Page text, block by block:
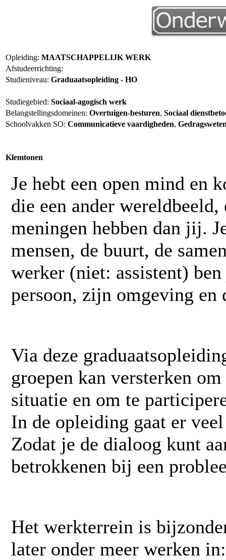
Opleiding: MAATSCHAPPELIJK WERK
Afstudeerrichting:
Studieniveau: Graduaatsopleiding - HO
Studiegebied: Sociaal-agogisch werk
Belangstellingsdomeinen: Overtuigen-besturen, Sociaal
Schoolvakken SO: Communicatieve vaardigheden,
Klemtonen
Je hebt een open mind en
die een ander
meningen hebben dan jij.
mensen, de buurt, de
werker (niet: assistent)
persoon, zijn omgeving en
Via deze
groepen kan versterken
situatie en om te
In de opleiding gaat er
Zodat je de dialoog kunt
betrokkenen bij een
Het werkterrein is
later onder meer werken